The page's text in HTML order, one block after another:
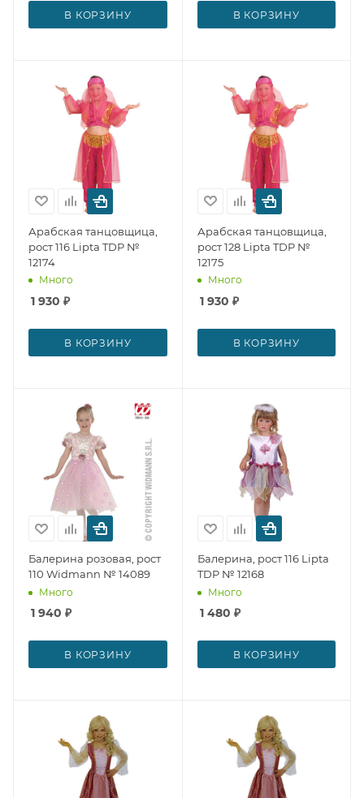
В КОРЗИНУ В КОРЗИНУ
Арабская танцовщица,
рост 116 Lipta TDP №
12174
Много
1 930 ₽
В КОРЗИНУ
Арабская танцовщица,
рост 128 Lipta TDP №
12175
Много
1 930 ₽
В КОРЗИНУ
Балерина розовая, рост
110 Widmann № 14089
Много
1 940 ₽
В КОРЗИНУ
Балерина, рост 116 Lipta
TDP № 12168
Много
1 480 ₽
В КОРЗИНУ